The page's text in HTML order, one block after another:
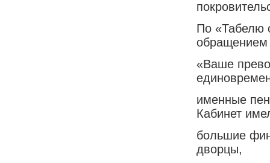
По «Табелю
обращением
«Ваше
именные
Кабинет
большие
дворцы,